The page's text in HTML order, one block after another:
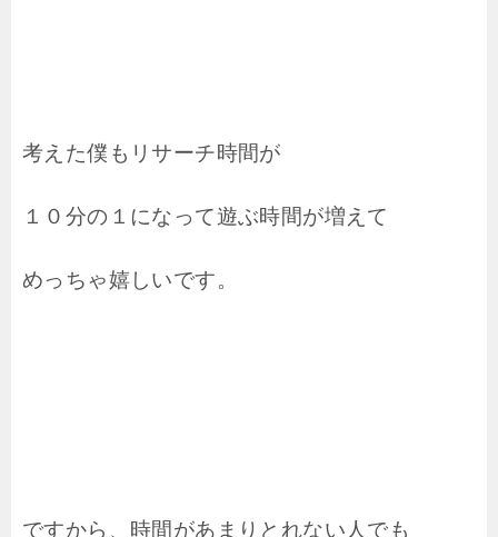
考えた僕もリサーチ時間が
１０分の１になって遊ぶ時間が増えて
めっちゃ嬉しいです。
ですから、時間があまりとれない人でも